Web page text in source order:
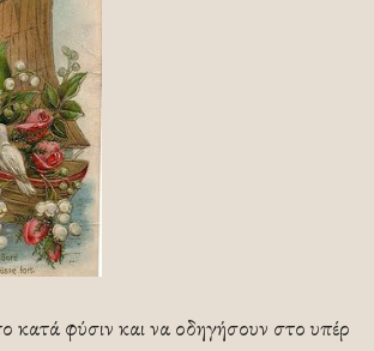
κατά φύσιν και να οδηγήσουν στο υπέρ